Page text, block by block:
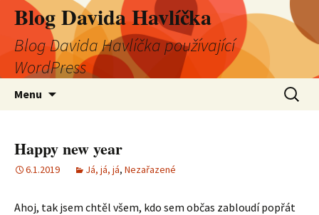
Blog Davida Havlíčka
Blog Davida Havlíčka používající
WordPress
Menu
Happy new year
6.1.2019 Já, já, já, Nezařazené
Ahoj, tak jsem chtěl všem, kdo sem občas zabloudí popřát